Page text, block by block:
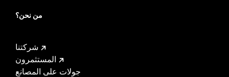
من نحن؟
شركتنا
المستثمرون
جولات على المصانع